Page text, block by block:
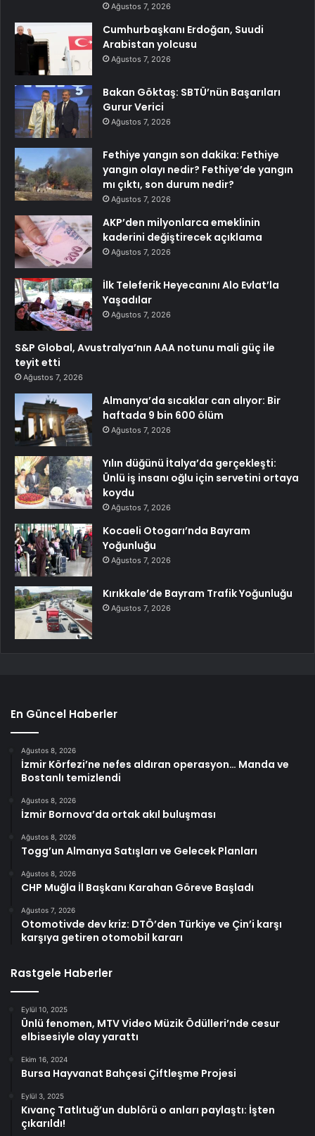
Ağustos 7, 2026
Cumhurbaşkanı Erdoğan, Suudi
Arabistan yolcusu
Ağustos 7, 2026
Bakan Göktaş: SBTÜ’nün Başarıları
Gurur Verici
Ağustos 7, 2026
Fethiye yangın son dakika: Fethiye
yangın olayı nedir? Fethiye’de yangın
mı çıktı, son durum nedir?
Ağustos 7, 2026
AKP’den milyonlarca emeklinin
kaderini değiştirecek açıklama
Ağustos 7, 2026
İlk Teleferik Heyecanını Alo Evlat’la
Yaşadılar
Ağustos 7, 2026
S&P Global, Avustralya’nın AAA notunu mali güç ile
teyit etti
Ağustos 7, 2026
Almanya’da sıcaklar can alıyor: Bir
haftada 9 bin 600 ölüm
Ağustos 7, 2026
Yılın düğünü İtalya’da gerçekleşti:
Ünlü iş insanı oğlu için servetini ortaya
koydu
Ağustos 7, 2026
Kocaeli Otogarı’nda Bayram
Yoğunluğu
Ağustos 7, 2026
Kırıkkale’de Bayram Trafik Yoğunluğu
Ağustos 7, 2026
En Güncel Haberler
Ağustos 8, 2026
İzmir Körfezi’ne nefes aldıran operasyon… Manda ve
Bostanlı temizlendi
Ağustos 8, 2026
İzmir Bornova’da ortak akıl buluşması
Ağustos 8, 2026
Togg’un Almanya Satışları ve Gelecek Planları
Ağustos 8, 2026
CHP Muğla İl Başkanı Karahan Göreve Başladı
Ağustos 7, 2026
Otomotivde dev kriz: DTÖ’den Türkiye ve Çin’i karşı
karşıya getiren otomobil kararı
Rastgele Haberler
Eylül 10, 2025
Ünlü fenomen, MTV Video Müzik Ödülleri’nde cesur
elbisesiyle olay yarattı
Ekim 16, 2024
Bursa Hayvanat Bahçesi Çiftleşme Projesi
Eylül 3, 2025
Kıvanç Tatlıtuğ’un dublörü o anları paylaştı: İşten
çıkarıldı!